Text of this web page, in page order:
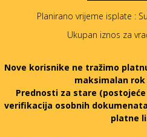
Planirano vrijeme isplate :
Ukupan iznos za
Nove korisnike ne tražimo
maksimalan rok
Prednosti za stare
verifikacija osobnih
platne